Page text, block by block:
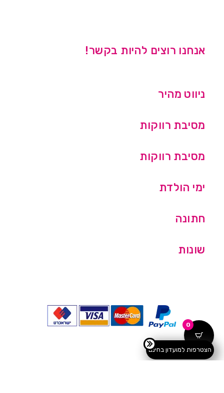
אנחנו רוצים להיות בקשר!
ניווט מהיר
מסיבת רווקות
מסיבת רווקות
ימי הולדת
חתונה
שונות
0
הצטרפות למועדון בחינם